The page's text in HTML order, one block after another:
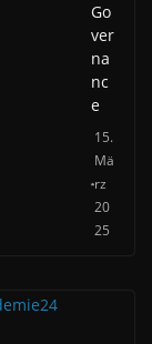
Go
ver
na
nc
e
15.
Mä
rz
20
25